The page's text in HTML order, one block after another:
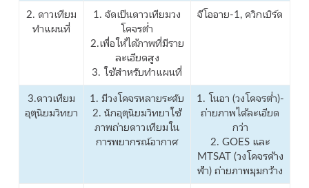
2. ดาวเทียม
ทำแผนที่
1. จัดเป็นดาวเทียมวง
โคจรต่ำ
2.เพื่อให้ได้ภาพที่มีราย
ละเอียดสูง
3. ใช้สำหรับทำแผนที่
จีโออาย-1, ควิกเบิร์ด
3.ดาวเทียม
อุตุนิยมวิทยา
1. มีวงโคจรหลายระดับ
2. นักอุตุนิยมวิทยาใช้
ภาพถ่ายดาวเทียมใน
การพยากรณ์อากาศ
1. โนอา (วงโคจรต่ำ)-
ถ่ายภาพได้ละเอียด
กว่า
2. GOES และ
MTSAT (วงโคจรค้าง
ฟ้า) ถ่ายภาพมุมกว้าง